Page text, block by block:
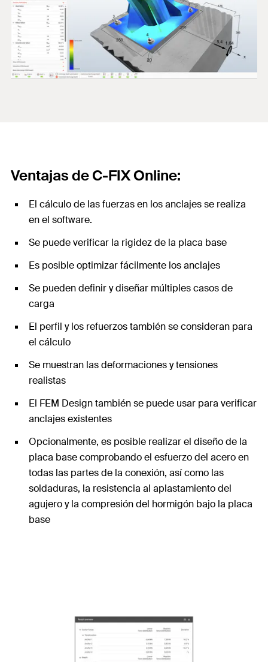
Ventajas de C-FIX Online:
El cálculo de las fuerzas en los anclajes se realiza
en el software.
Se puede verificar la rigidez de la placa base
Es posible optimizar fácilmente los anclajes
Se pueden definir y diseñar múltiples casos de
carga
El perfil y los refuerzos también se consideran para
el cálculo
Se muestran las deformaciones y tensiones
realistas
El FEM Design también se puede usar para verificar
anclajes existentes
Opcionalmente, es posible realizar el diseño de la
placa base comprobando el esfuerzo del acero en
todas las partes de la conexión, así como las
soldaduras, la resistencia al aplastamiento del
agujero y la compresión del hormigón bajo la placa
base